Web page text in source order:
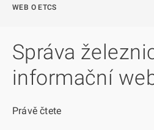
WEB O ETCS
Správa
informační
Právě čtete